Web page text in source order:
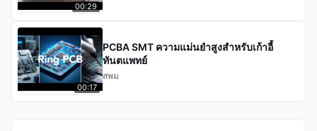
00:29
00:17
PCBA SMT ความแม่นยําสูงสําหรับเก้าอี้
ทันตแพทย์
สพม